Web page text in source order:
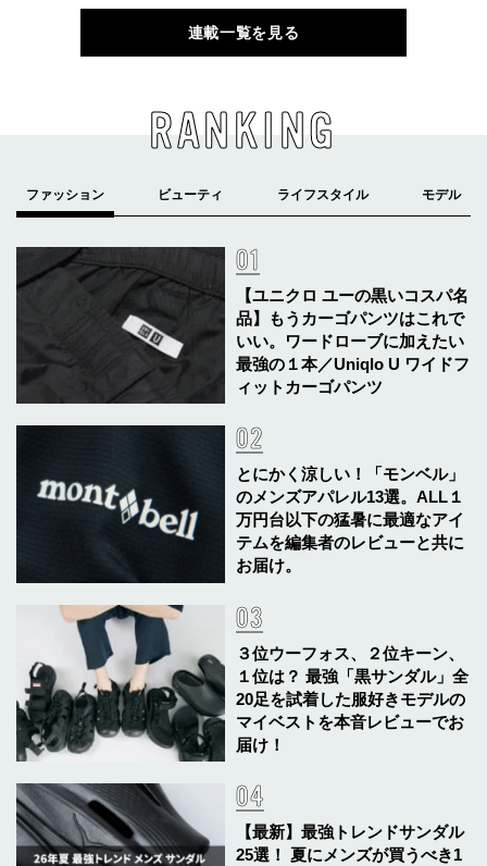
連載一覧を見る
RANKING
【ユニクロ ユーの黒いコスパ名
品】もうカーゴパンツはこれで
いい。ワードローブに加えたい
最強の１本／Uniqlo U ワイドフ
ィットカーゴパンツ
とにかく涼しい！「モンベル」
のメンズアパレル13選。ALL１
万円台以下の猛暑に最適なアイ
テムを編集者のレビューと共に
お届け。
３位ウーフォス、２位キーン、
１位は？ 最強「黒サンダル」全
20足を試着した服好きモデルの
マイベストを本音レビューでお
届け！
【最新】最強トレンドサンダル
25選！ 夏にメンズが買うべき1